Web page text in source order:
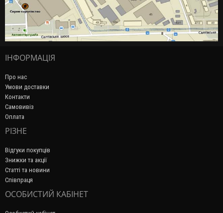
ІНФОРМАЦІЯ
Про нас
Умови доставки
Контакти
Самовивіз
Оплата
РІЗНЕ
Відгуки покупців
Знижки та акції
Статті та новини
Співпраця
ОСОБИСТИЙ КАБІНЕТ